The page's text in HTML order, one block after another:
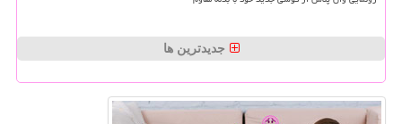
جدیدترین ها